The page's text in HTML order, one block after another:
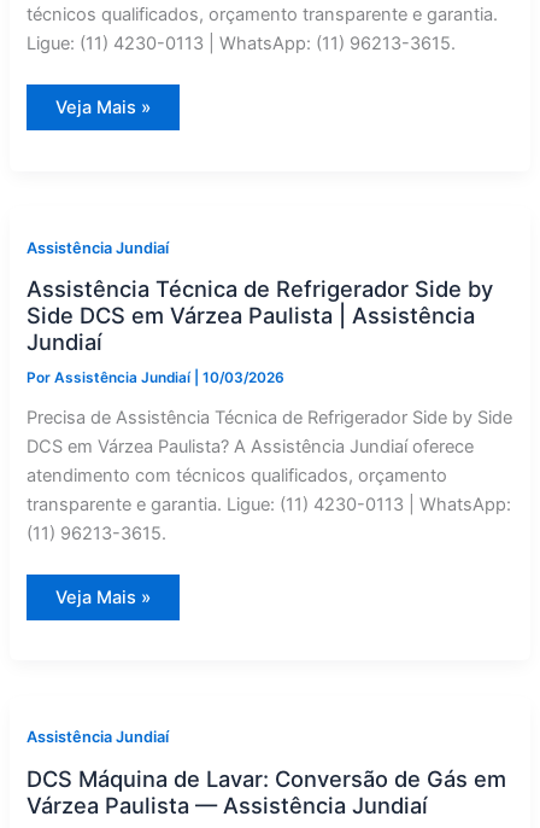
técnicos qualificados, orçamento transparente e garantia.
Ligue: (11) 4230-0113 | WhatsApp: (11) 96213-3615.
Instalação
de
Assistência
Jundiaí
Veja Mais »
Assistência Jundiaí
Assistência Técnica de Refrigerador Side by
Side DCS em Várzea Paulista | Assistência
Jundiaí
PorAssistência Jundiaí |10/03/2026
Precisa de Assistência Técnica de Refrigerador Side by Side
DCS em Várzea Paulista? A Assistência Jundiaí oferece
atendimento com técnicos qualificados, orçamento
transparente e garantia. Ligue: (11) 4230-0113 | WhatsApp:
(11) 96213-3615.
Assistência
Técnica
em
Várzea
Paulista
|
Assistência
Jundiaí
Veja Mais »
Assistência Jundiaí
DCS Máquina de Lavar: Conversão de Gás em
Várzea Paulista — Assistência Jundiaí